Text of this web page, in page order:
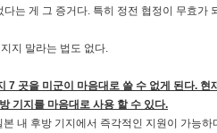
다는 게 그 증거다. 특히 정전 협정이 무효
지 말라는 법도 없다.
7 곳을 미군이 마음대로 쓸 수 없게 된다.
기지를 마음대로 사용 할 수 있다.
내 후방 기지에서 즉각적인 지원이 가능하